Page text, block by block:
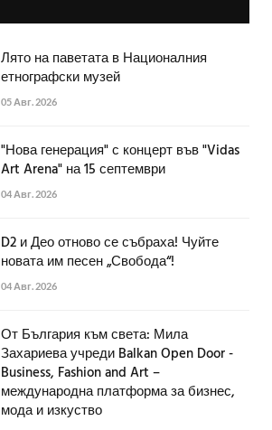
Лято на паветата в Националния
етнографски музей
05 Авг. 2026
"Нова генерация" с концерт във "Vidas
Art Arena" на 15 септември
04 Авг. 2026
D2 и Део отново се събраха! Чуйте
новата им песен „Свобода“!
04 Авг. 2026
От България към света: Мила
Захариева учреди Balkan Open Door -
Business, Fashion and Art –
международна платформа за бизнес,
мода и изкуство